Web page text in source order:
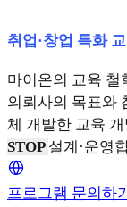
취업·창업 특화
마이온의 교육 철
의뢰사의 목표와
체 개발한 교육
STOP 설계·운영
프로그램 문의하기